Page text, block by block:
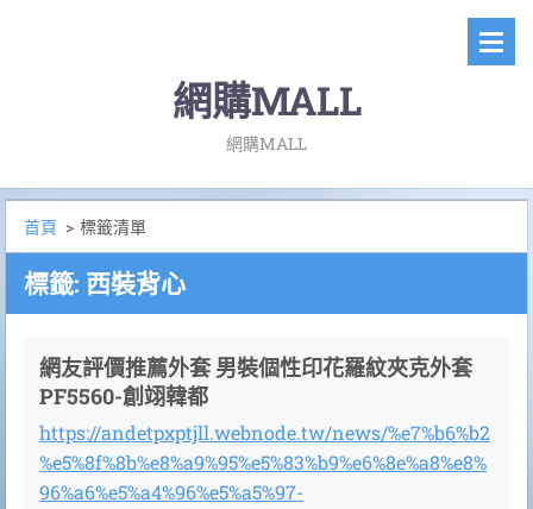
網購MALL
網購MALL
首頁 > 標籤清單
標籤: 西裝背心
網友評價推薦外套 男裝個性印花羅紋夾克外套
PF5560-創翊韓都
https://andetpxptjll.webnode.tw/news/%e7%b6%b2
%e5%8f%8b%e8%a9%95%e5%83%b9%e6%8e%a8%e8%
96%a6%e5%a4%96%e5%a5%97-